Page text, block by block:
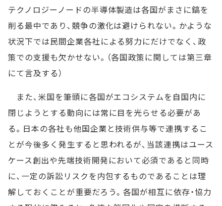
テクノロジーノードの半導体製造は各国がまさに鎬を
削る最中であり、競争の激化は避けられない。かような
状況下では民間企業各社による努力にだけでなく、政
策での支援も欠かせない。（各国政策に関しては第三章
にて言及する）
また、米国を筆頭に各国がエコシステムを自国内に
閉じようとする動向には常に目を光らせる必要があ
る。日本の各社も他国企業と技術供与等で連携するこ
とが今後多く発生すると思われるが、当該連携はユース
ケース創出や先端技術開発において必須であると同時
に、一定の訴訟リスクを内包するものであることは理
解しておくことが重要だろう。各国が相互に依存・協力